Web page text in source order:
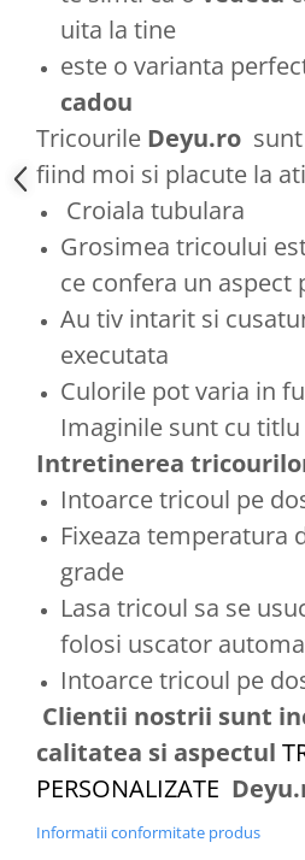
uita la tine
este o varianta
cadou
Tricourile Deyu.ro
fiind moi si placute la
Croiala tubulara
Grosimea tricoului
ce confera un aspect
Au tiv intarit si
executata
Culorile pot varia in
Imaginile sunt cu
Intretinerea
Intoarce tricoul pe
Fixeaza temperatura
grade
Lasa tricoul sa se
folosi uscator
Intoarce tricoul pe
Clientii nostrii sunt
calitatea si aspectul
PERSONALIZATE
Informatii conformitate produs